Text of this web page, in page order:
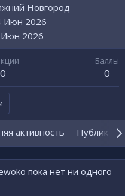
Новгород
Июн 2026
2026
0
Баллы
0
активность
пока нет ни одного